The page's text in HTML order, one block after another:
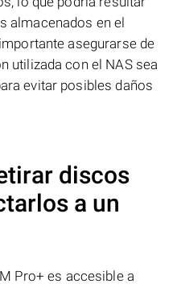
almacenados en el
asegurarse de
utilizada con el NAS sea
evitar posibles daños
discos
a un
Pro+ es accesible a